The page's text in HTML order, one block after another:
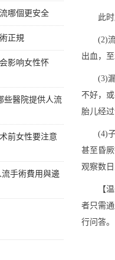
此时应
(2)流产
出血，
(3)漏吸
不好，
胎儿经
(4)子宫
甚至昏
观察数
【温馨
者只需
行问答。
哪個更安全
正規
影响女性怀
些醫院提供人流
前女性要注意
手術費用與邊